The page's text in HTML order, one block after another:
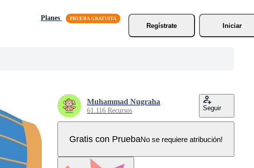
Planes
Regístrate
Iniciar
Muhammad Nugraha
61.116 Recursos Seguir
Gratis con PruebaNo se requiere atribución!